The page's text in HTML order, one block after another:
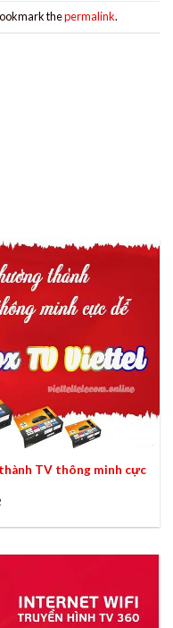
thepermalink.
TV thông minh cực